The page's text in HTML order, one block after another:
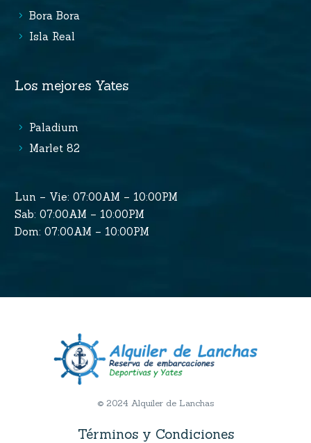
Bora Bora
Isla Real
Los mejores Yates
Paladium
Marlet 82
Lun – Vie: 07:00AM – 10:00PM
Sab: 07:00AM – 10:00PM
Dom: 07:00AM – 10:00PM
© 2024 Alquiler de Lanchas
Términos y Condiciones